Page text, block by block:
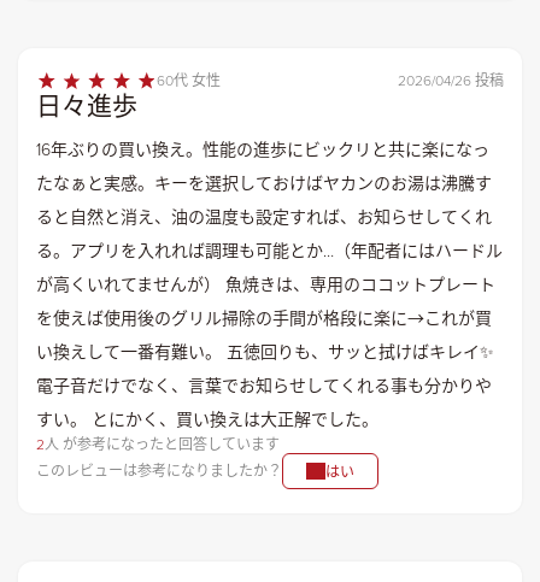
60代 女性 2026/04/26 投稿
日々進歩
16年ぶりの買い換え。性能の進歩にビックリと共に楽になっ
たなぁと実感。キーを選択しておけばヤカンのお湯は沸騰す
ると自然と消え、油の温度も設定すれば、お知らせしてくれ
る。アプリを入れれば調理も可能とか…（年配者にはハードル
が高くいれてませんが） 魚焼きは、専用のココットプレート
を使えば使用後のグリル掃除の手間が格段に楽に→これが買
い換えして一番有難い。 五徳回りも、サッと拭けばキレイ✨
電子音だけでなく、言葉でお知らせしてくれる事も分かりや
すい。 とにかく、買い換えは大正解でした。
2人 が参考になったと回答しています
このレビューは参考になりましたか？
はい